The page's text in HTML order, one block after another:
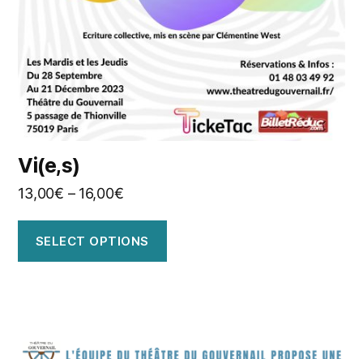
Vi(e,s)
13,00€ – 16,00€
SELECT OPTIONS